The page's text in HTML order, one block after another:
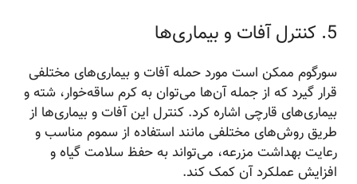
5. کنترل آفات و بیماری‌ها
سورگوم ممکن است مورد حمله آفات و بیماری‌های مختلفی
قرار گیرد که از جمله آن‌ها می‌توان به کرم ساقه‌خوار، شته و
بیماری‌های قارچی اشاره کرد. کنترل این آفات و بیماری‌ها از
طریق روش‌های مختلفی مانند استفاده از سموم مناسب و
رعایت بهداشت مزرعه، می‌تواند به حفظ سلامت گیاه و
افزایش عملکرد آن کمک کند.